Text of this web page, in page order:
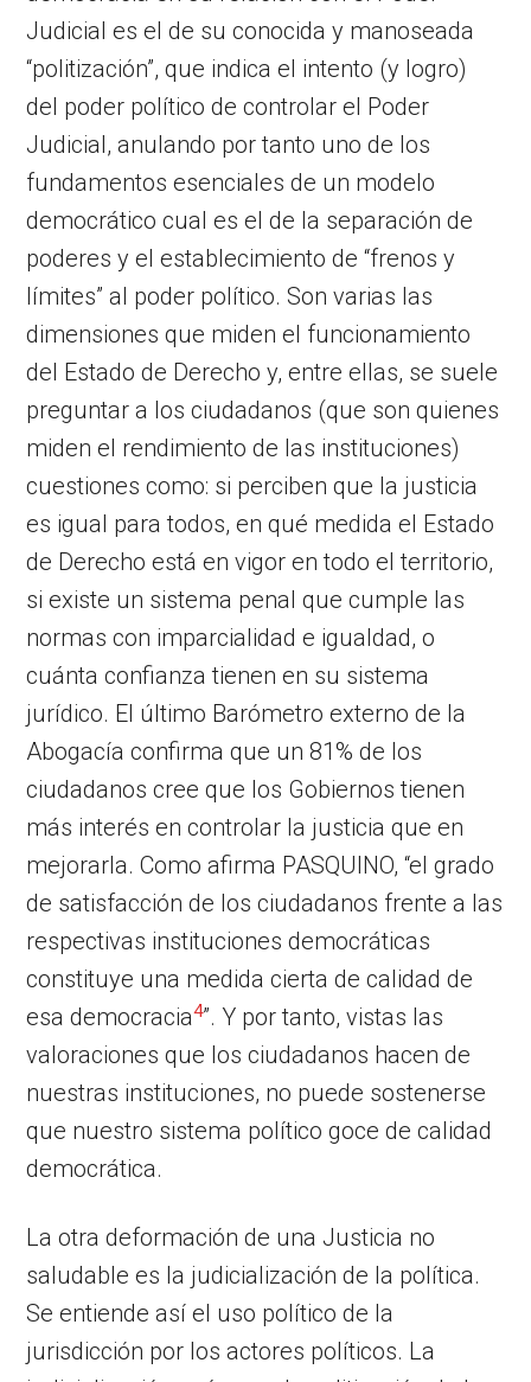
Judicial es el de su conocida y manoseada
“politización”, que indica el intento (y logro)
del poder político de controlar el Poder
Judicial, anulando por tanto uno de los
fundamentos esenciales de un modelo
democrático cual es el de la separación de
poderes y el establecimiento de “frenos y
límites” al poder político. Son varias las
dimensiones que miden el funcionamiento
del Estado de Derecho y, entre ellas, se suele
preguntar a los ciudadanos (que son quienes
miden el rendimiento de las instituciones)
cuestiones como: si perciben que la justicia
es igual para todos, en qué medida el Estado
de Derecho está en vigor en todo el territorio,
si existe un sistema penal que cumple las
normas con imparcialidad e igualdad, o
cuánta confianza tienen en su sistema
jurídico. El último Barómetro externo de la
Abogacía confirma que un 81% de los
ciudadanos cree que los Gobiernos tienen
más interés en controlar la justicia que en
mejorarla. Como afirma PASQUINO, “el grado
de satisfacción de los ciudadanos frente a las
respectivas instituciones democráticas
constituye una medida cierta de calidad de
esa democracia4”. Y por tanto, vistas las
valoraciones que los ciudadanos hacen de
nuestras instituciones, no puede sostenerse
que nuestro sistema político goce de calidad
democrática.
La otra deformación de una Justicia no
saludable es la judicialización de la política.
Se entiende así el uso político de la
jurisdicción por los actores políticos. La